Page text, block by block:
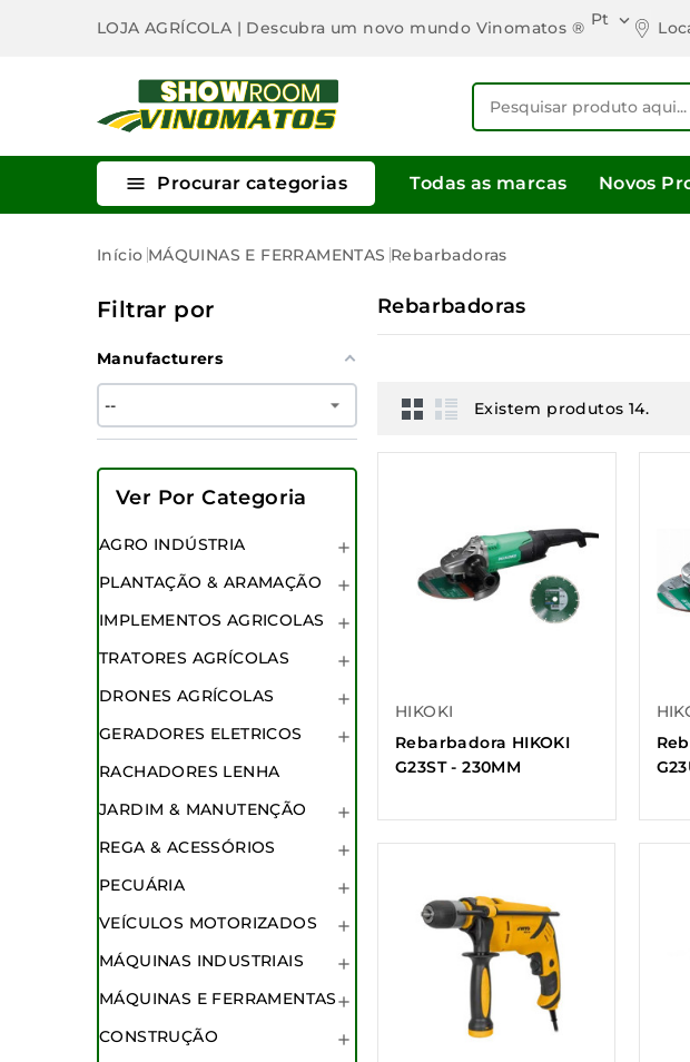
LOJA AGRÍCOLA | Descubra um novo mundo Vinomatos ® Pt 
 Procurar categorias Todas as marcas Novos
Início MÁQUINAS E FERRAMENTAS Rebarbadoras
Filtrar por
Manufacturers
Ver Por Categoria
AGRO INDÚSTRIA 
PLANTAÇÃO & ARAMAÇÃO 
IMPLEMENTOS AGRICOLAS 
TRATORES AGRÍCOLAS 
DRONES AGRÍCOLAS 
GERADORES ELETRICOS 
RACHADORES LENHA
JARDIM & MANUTENÇÃO

REGA & ACESSÓRIOS 
PECUÁRIA 
VEÍCULOS MOTORIZADOS 
MÁQUINAS INDUSTRIAIS 
MÁQUINAS E FERRAMENTAS
CONSTRUÇÃO 
Rebarbadoras
Existem produtos 14.
HIKOKI
Rebarbadora HIKOKI
G23ST - 230MM